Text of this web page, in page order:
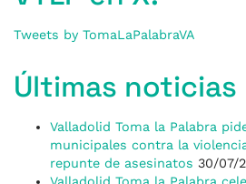
Tweets by TomaLaPalabraVA
Últimas noticias
Valladolid Toma la Palabra
municipales contra la
repunte de asesinatos 30/07/
Valladolid Toma la Palabra